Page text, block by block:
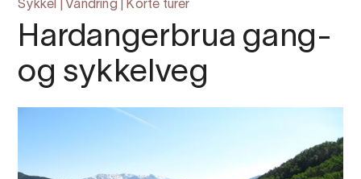
Sykkel Vandring Korte turer
Hardangerbrua gang-
og sykkelveg